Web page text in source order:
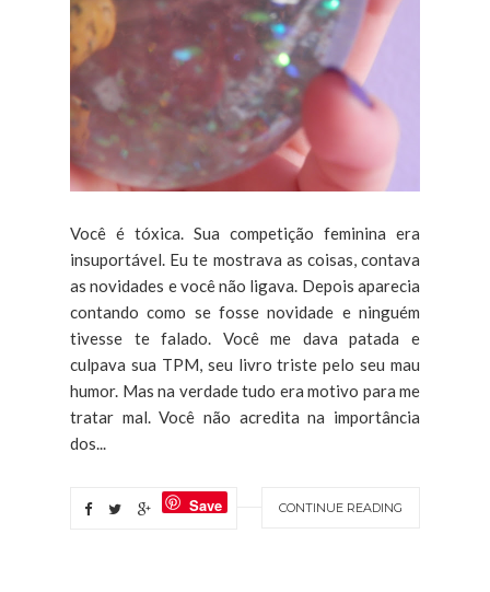
Você é tóxica. Sua competição feminina era
insuportável. Eu te mostrava as coisas, contava
as novidades e você não ligava. Depois aparecia
contando como se fosse novidade e ninguém
tivesse te falado. Você me dava patada e
culpava sua TPM, seu livro triste pelo seu mau
humor. Mas na verdade tudo era motivo para me
tratar mal. Você não acredita na importância
dos...
CONTINUE READING
Save